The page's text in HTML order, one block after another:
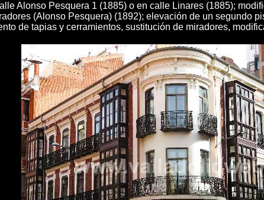
Alonso Pesquera 1 (1885) o en calle Linares (1885);
(Alonso Pesquera) (1892); elevación de un segundo
de tapias y cerramientos, sustitución de miradores,